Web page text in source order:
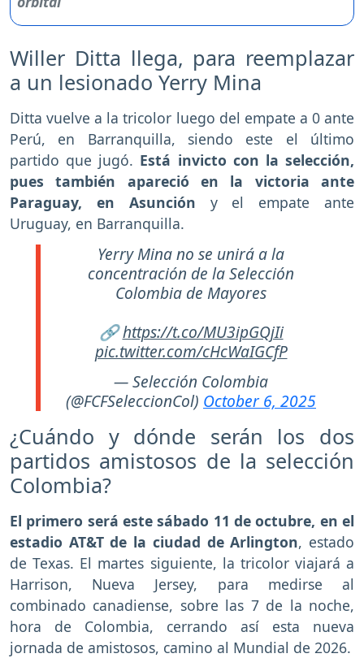
Willer Ditta llega, para reemplazar
a un lesionado Yerry Mina
Ditta vuelve a la tricolor luego del empate a 0 ante
Perú, en Barranquilla, siendo este el último
partido que jugó. Está invicto con la selección,
pues también apareció en la victoria ante
Paraguay, en Asunción y el empate ante
Uruguay, en Barranquilla.
Yerry Mina no se unirá a la
concentración de la Selección
Colombia de Mayores
🔗https://t.co/MU3ipGQjIi
pic.twitter.com/cHcWaIGCfP
— Selección Colombia
(@FCFSeleccionCol) October 6, 2025
¿Cuándo y dónde serán los dos
partidos amistosos de la selección
Colombia?
El primero será este sábado 11 de octubre, en el
estadio AT&T de la ciudad de Arlington, estado
de Texas. El martes siguiente, la tricolor viajará a
Harrison, Nueva Jersey, para medirse al
combinado canadiense, sobre las 7 de la noche,
hora de Colombia, cerrando así esta nueva
jornada de amistosos, camino al Mundial de 2026.